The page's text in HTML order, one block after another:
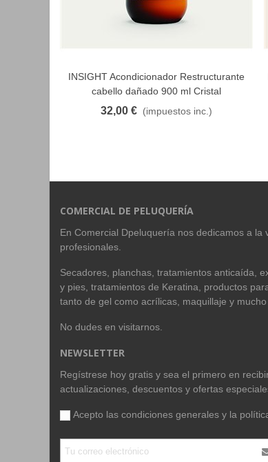
FAVORITO
INSIGHT Acondicionador Restructurante
cabello dañado 900 ml Cristal
32,00 € (impuestos inc.)
COMERCIAL DE PELUQUERÍA
En Comercial Dpeluquería nos dedicamos a
profesionales.
Secadores, planchas, tratamientos anticaída,
y pies, tratamientos de Keratina, productos
tanto de gel como acrílicas, maquillaje y
No dudes en visitarnos.
NEWSLETTER
Regístrese hoy gratis y sea el primero en
actualizaciones, descuentos y ofertas
Acepto las condiciones generales y la